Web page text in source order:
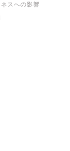
スへの影響